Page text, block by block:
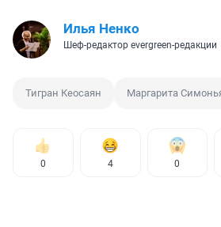
Илья Ненко
Шеф-редактор evergreen-редакции
Тигран Кеосаян Маргарита
0 4 0